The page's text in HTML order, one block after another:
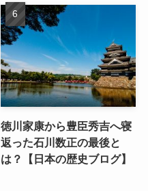
徳川家康から豊臣秀吉へ寝
返った石川数正の最後と
は？【日本の歴史ブログ】